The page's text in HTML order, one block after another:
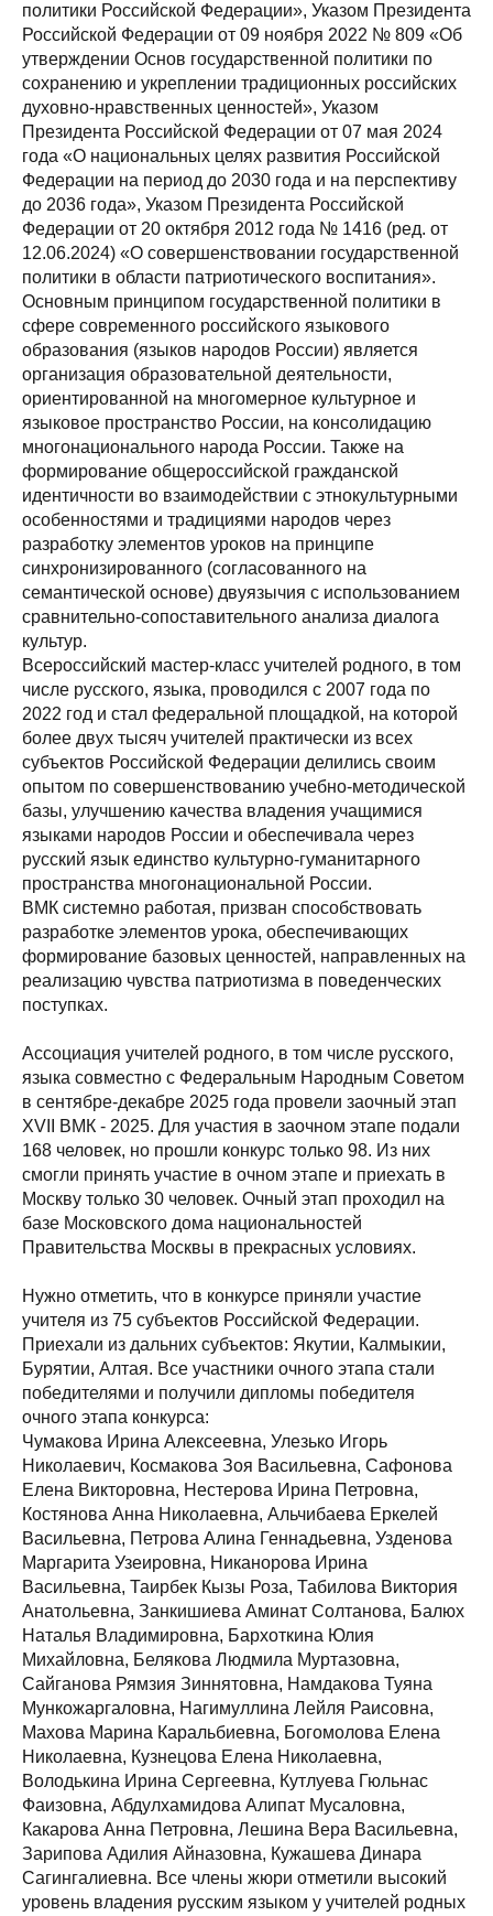
политики Российской Федерации», Указом Президента
Российской Федерации от 09 ноября 2022 № 809 «Об
утверждении Основ государственной политики по
сохранению и укреплении традиционных российских
духовно-нравственных ценностей», Указом
Президента Российской Федерации от 07 мая 2024
года «О национальных целях развития Российской
Федерации на период до 2030 года и на перспективу
до 2036 года», Указом Президента Российской
Федерации от 20 октября 2012 года № 1416 (ред. от
12.06.2024) «О совершенствовании государственной
политики в области патриотического воспитания».
Основным принципом государственной политики в
сфере современного российского языкового
образования (языков народов России) является
организация образовательной деятельности,
ориентированной на многомерное культурное и
языковое пространство России, на консолидацию
многонационального народа России. Также на
формирование общероссийской гражданской
идентичности во взаимодействии с этнокультурными
особенностями и традициями народов через
разработку элементов уроков на принципе
синхронизированного (согласованного на
семантической основе) двуязычия с использованием
сравнительно-сопоставительного анализа диалога
культур.
Всероссийский мастер-класс учителей родного, в том
числе русского, языка, проводился с 2007 года по
2022 год и стал федеральной площадкой, на которой
более двух тысяч учителей практически из всех
субъектов Российской Федерации делились своим
опытом по совершенствованию учебно-методической
базы, улучшению качества владения учащимися
языками народов России и обеспечивала через
русский язык единство культурно-гуманитарного
пространства многонациональной России.
ВМК системно работая, призван способствовать
разработке элементов урока, обеспечивающих
формирование базовых ценностей, направленных на
реализацию чувства патриотизма в поведенческих
поступках.
Ассоциация учителей родного, в том числе русского,
языка совместно с Федеральным Народным Советом
в сентябре-декабре 2025 года провели заочный этап
XVII ВМК - 2025. Для участия в заочном этапе подали
168 человек, но прошли конкурс только 98. Из них
смогли принять участие в очном этапе и приехать в
Москву только 30 человек. Очный этап проходил на
базе Московского дома национальностей
Правительства Москвы в прекрасных условиях.
Нужно отметить, что в конкурсе приняли участие
учителя из 75 субъектов Российской Федерации.
Приехали из дальних субъектов: Якутии, Калмыкии,
Бурятии, Алтая. Все участники очного этапа стали
победителями и получили дипломы победителя
очного этапа конкурса:
Чумакова Ирина Алексеевна, Улезько Игорь
Николаевич, Космакова Зоя Васильевна, Сафонова
Елена Викторовна, Нестерова Ирина Петровна,
Костянова Анна Николаевна, Альчибаева Еркелей
Васильевна, Петрова Алина Геннадьевна, Узденова
Маргарита Узеировна, Никанорова Ирина
Васильевна, Таирбек Кызы Роза, Табилова Виктория
Анатольевна, Занкишиева Аминат Солтанова, Балюх
Наталья Владимировна, Бархоткина Юлия
Михайловна, Белякова Людмила Муртазовна,
Сайганова Рямзия Зиннятовна, Намдакова Туяна
Мункожаргаловна, Нагимуллина Лейля Раисовна,
Махова Марина Каральбиевна, Богомолова Елена
Николаевна, Кузнецова Елена Николаевна,
Володькина Ирина Сергеевна, Кутлуева Гюльнас
Фаизовна, Абдулхамидова Алипат Мусаловна,
Какарова Анна Петровна, Лешина Вера Васильевна,
Зарипова Адилия Айназовна, Кужашева Динара
Сагингалиевна. Все члены жюри отметили высокий
уровень владения русским языком у учителей родных